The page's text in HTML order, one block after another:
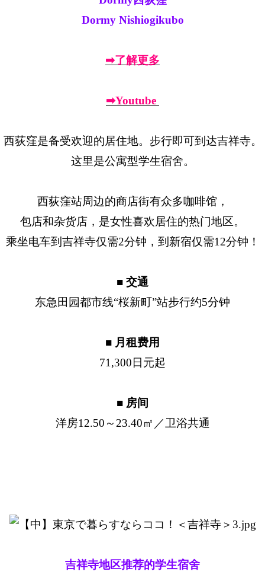
Dormy Nishiogikubo
➡了解更多
➡Youtube
西荻窪是备受欢迎的居住地。步行即可到达吉祥寺。
这里是公寓型学生宿舍。
西荻窪站周边的商店街有众多咖啡馆，
包店和杂货店，是女性喜欢居住的热门地区。
乘坐电车到吉祥寺仅需2分钟，到新宿仅需12分钟！
■ 交通
东急田园都市线“桜新町”站步行约5分钟
■ 月租费用
71,300日元起
■ 房间
洋房12.50～23.40㎡／卫浴共通
吉祥寺地区推荐的学生宿舍